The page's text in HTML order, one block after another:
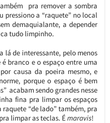
pra remover a sombra
pressiono a “raquete” no local
demaquialante, a depender
tudo limpinho.
lá de interessante, pelo menos
branco e o espaço entre uma
causa da poeira mesmo, e
porque o espaço é bem
acabam sendo grandes nesse
fina pra limpar os espaços
“de lado” também, pra
limpar as teclas. É maravis!